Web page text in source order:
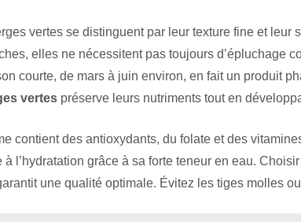
vertes se distinguent par leur texture fine et leur
elles ne nécessitent pas toujours d’épluchage
courte, de mars à juin environ, en fait un produit
vertes préserve leurs nutriments tout en
contient des antioxydants, du folate et des
à l’hydratation grâce à sa forte teneur en eau.
une qualité optimale. Évitez les tiges molles